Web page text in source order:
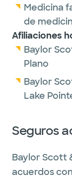
Medicina
de
Afiliaciones
Baylor
Plano
Baylor
Lake
Seguros
Baylor Scott
acuerdos